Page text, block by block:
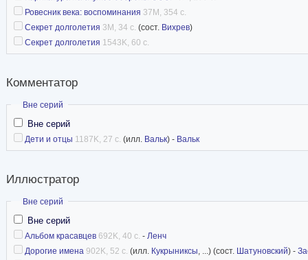
Ровесник века: воспоминания 37M, 354 с.
Секрет долголетия 3M, 34 с. (сост. Вихрев)
Секрет долголетия 1543K, 60 с.
Комментатор
Скрыть
Вне серий
Вне серий
Дети и отцы 1187K, 27 с. (илл. Вальк) - Вальк
Иллюстратор
Скрыть
Вне серий
Вне серий
Альбом красавцев 692K, 40 с. - Ленч
Дорогие имена 902K, 52 с. (илл. Кукрыниксы, ...) (сост. Шатуновский) -